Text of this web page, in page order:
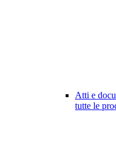
Atti e
tutte le